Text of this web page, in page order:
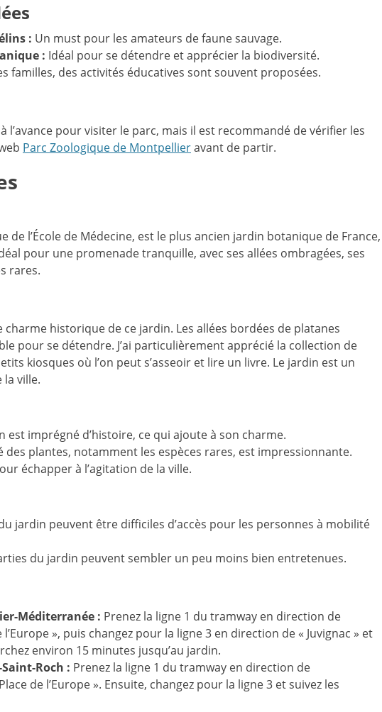
: Un must pour les amateurs de faune sauvage.
: Idéal pour se détendre et apprécier la biodiversité.
familles, des activités éducatives sont souvent proposées.
l’avance pour visiter le parc, mais il est recommandé de vérifier les
Parc Zoologique de Montpellieravant de partir.
de l’École de Médecine, est le plus ancien jardin botanique de France,
pour une promenade tranquille, avec ses allées ombragées, ses
rares.
charme historique de ce jardin. Les allées bordées de platanes
pour se détendre. J’ai particulièrement apprécié la collection de
kiosques où l’on peut s’asseoir et lire un livre. Le jardin est un
ville.
est imprégné d’histoire, ce qui ajoute à son charme.
des plantes, notamment les espèces rares, est impressionnante.
échapper à l’agitation de la ville.
jardin peuvent être difficiles d’accès pour les personnes à mobilité
du jardin peuvent sembler un peu moins bien entretenues.
Méditerranée : Prenez la ligne 1 du tramway en direction de
l’Europe », puis changez pour la ligne 3 en direction de « Juvignac » et
environ 15 minutes jusqu’au jardin.
Roch : Prenez la ligne 1 du tramway en direction de
de l’Europe ». Ensuite, changez pour la ligne 3 et suivez les